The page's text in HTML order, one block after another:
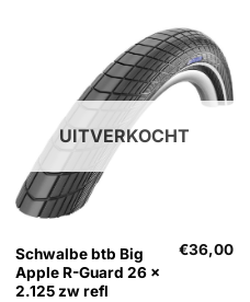
UITVERKOCHT
Schwalbe btb Big
Apple R-Guard 26 x
2.125 zw refl
€36,00